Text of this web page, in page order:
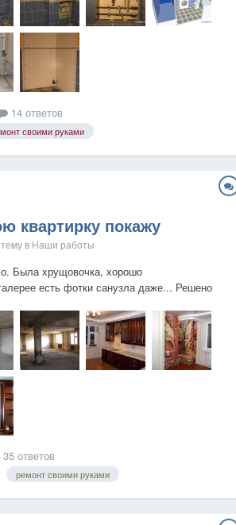
14 ответов
своими руками
квартирку покажу
в Наши работы
Была хрущовочка, хорошо
есть фотки санузла даже... Решено
на то, в каком виде оно сдается:
до 8 см под ногами, адске наляпанный...
35 ответов
ремонт своими руками